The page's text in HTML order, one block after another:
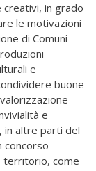
in grado
le motivazioni
di Comuni
e
buone
e
in altre parti del
concorso
territorio, come